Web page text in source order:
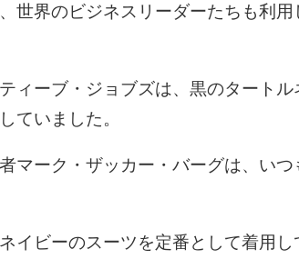
世界のビジネスリーダーたちも利
ィーブ・ジョブズは、黒のタート
ていました。
マーク・ザッカー・バーグは、い
イビーのスーツを定番として着用し